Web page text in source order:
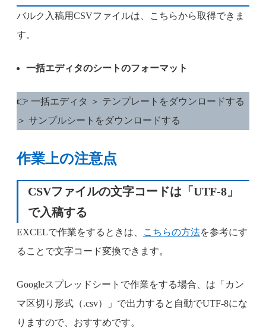
バルク入稿用CSVファイルは、こちらから取得できま
す。
一括エディタのシートのフォーマット
👉 一括エディタ ＞ テンプレートをダウンロードする
＞ サンプルシートをダウンロードする
作業上の注意点
CSVファイルの文字コードは「UTF-8」
で入稿する
EXCELで作業をするときは、 こちらの方法を参考にす
ることで文字コード変換できます。
Googleスプレッドシートで作業をする場合、は「カン
マ区切り形式（.csv）」で出力すると自動でUTF-8にな
りますので、おすすめです。